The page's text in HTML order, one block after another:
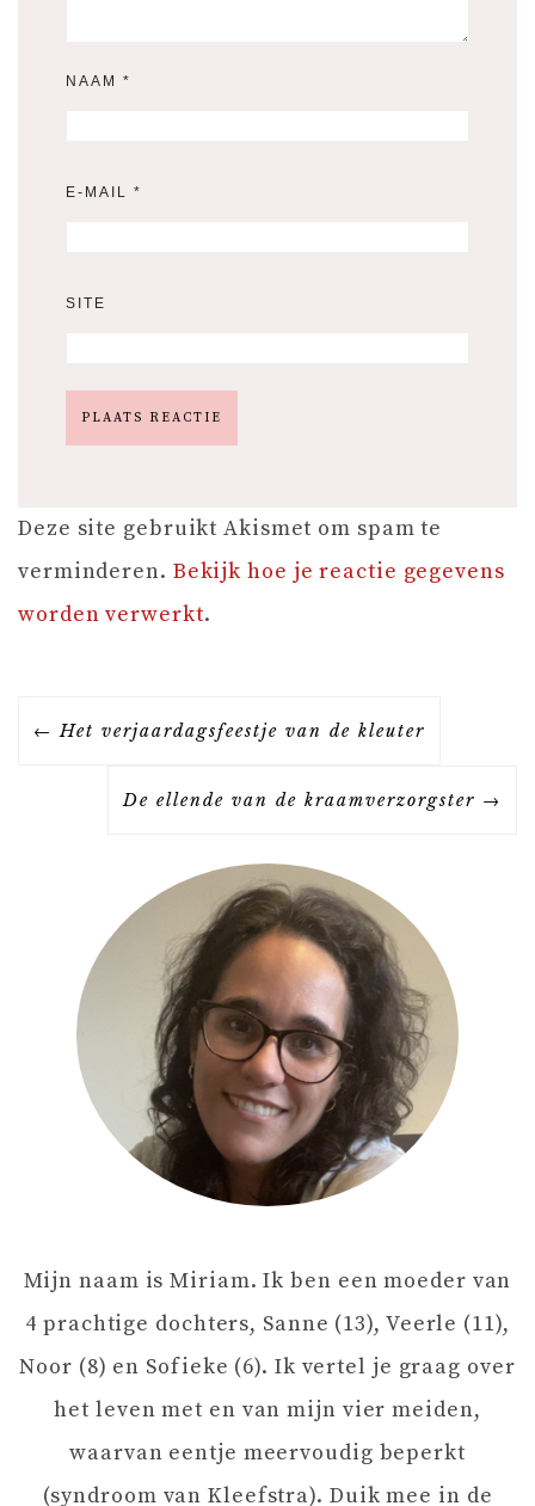
NAAM *
E-MAIL *
SITE
Deze site gebruikt Akismet om spam te
verminderen. Bekijk hoe je reactie gegevens
worden verwerkt.
B
V
I
Het verjaardagsfeestje van de kleuter
De ellende van de kraamverzorgster
Mijn naam is Miriam. Ik ben een moeder van
4 prachtige dochters, Sanne (13), Veerle (11),
Noor (8) en Sofieke (6). Ik vertel je graag over
het leven met en van mijn vier meiden,
waarvan eentje meervoudig beperkt
(syndroom van Kleefstra). Duik mee in de